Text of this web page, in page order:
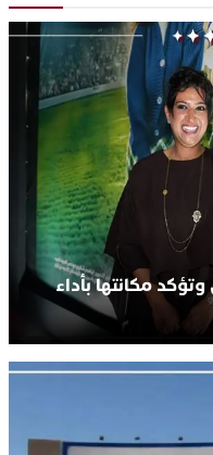
مكانتها بأداء